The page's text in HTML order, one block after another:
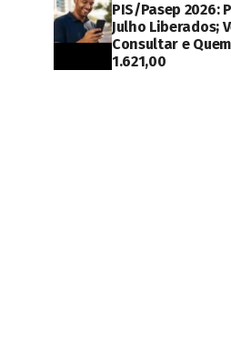
PIS/Pasep 2026:
Julho Liberados;
Consultar e
1.621,00